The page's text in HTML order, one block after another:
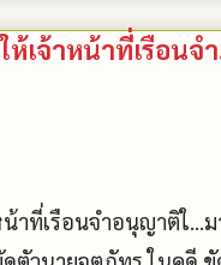
เจ้าหน้าที่เรือนจ
าที่เรือนจำอนุญาติใ